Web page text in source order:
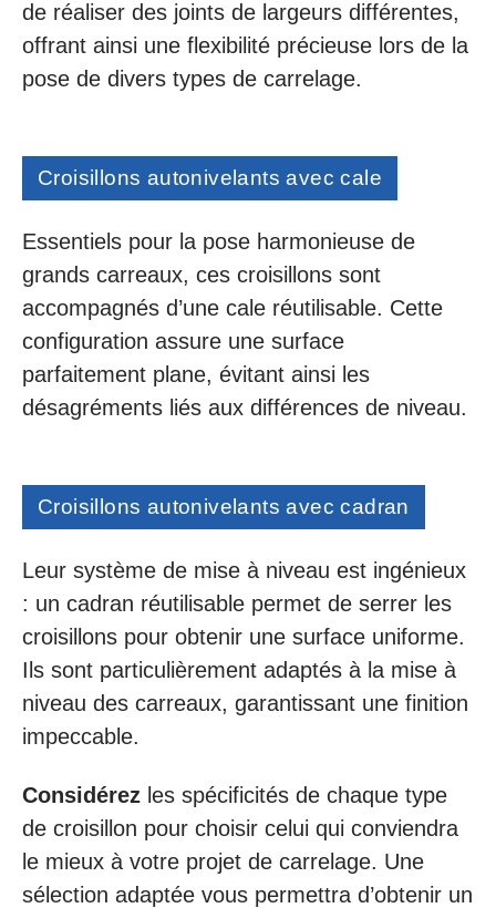
de réaliser des joints de largeurs différentes,
offrant ainsi une flexibilité précieuse lors de la
pose de divers types de carrelage.
Croisillons autonivelants avec cale
Essentiels pour la pose harmonieuse de
grands carreaux, ces croisillons sont
accompagnés d’une cale réutilisable. Cette
configuration assure une surface
parfaitement plane, évitant ainsi les
désagréments liés aux différences de niveau.
Croisillons autonivelants avec cadran
Leur système de mise à niveau est ingénieux
: un cadran réutilisable permet de serrer les
croisillons pour obtenir une surface uniforme.
Ils sont particulièrement adaptés à la mise à
niveau des carreaux, garantissant une finition
impeccable.
Considérez les spécificités de chaque type
de croisillon pour choisir celui qui conviendra
le mieux à votre projet de carrelage. Une
sélection adaptée vous permettra d’obtenir un